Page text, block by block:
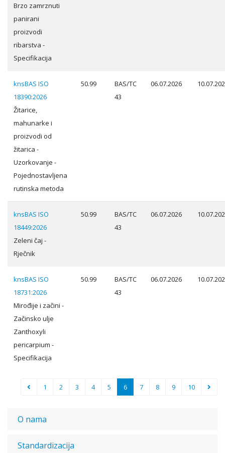
Brzo zamrznuti
panirani
proizvodi
ribarstva -
Specifikacija
knsBAS ISO
18390:2026
Žitarice,
mahunarke i
proizvodi od
žitarica -
Uzorkovanje -
Pojednostavljena
rutinska metoda
50.99
BAS/TC
43
06.07.2026
knsBAS ISO
18449:2026
Zeleni čaj -
Rječnik
50.99
BAS/TC
43
06.07.2026
knsBAS ISO
18731:2026
Mirođije i začini -
Začinsko ulje
Zanthoxyli
pericarpium -
Specifikacija
50.99
BAS/TC
43
06.07.2026
1 2 3 4 5 6 7 8 9 10
O nama
Standardizacija